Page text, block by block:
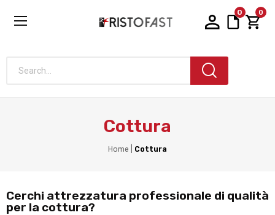
0 0
Search...
Cottura
Home Cottura
Cerchi attrezzatura professionale di qualità
per la cottura?